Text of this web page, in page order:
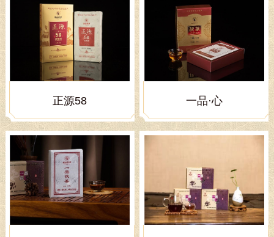
正源58 一品·心